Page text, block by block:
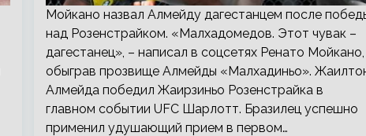
Мойкано назвал Алмейду дагестанцем после
над Розенстрайком. «Малхадомедов. Этот чувак –
дагестанец», – написал в соцсетях Ренато Мойкано,
обыграв прозвище Алмейды «Малхадиньо».
Алмейда победил Жаирзиньо Розенстрайка в
главном событии UFC Шарлотт. Бразилец успешно
применил удушающий прием в первом…